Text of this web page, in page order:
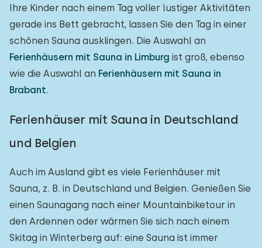
Ihre Kinder nach einem Tag voller lustiger Aktivitäten
gerade ins Bett gebracht, lassen Sie den Tag in einer
schönen Sauna ausklingen. Die Auswahl an
Ferienhäusern mit Sauna in Limburg ist groß, ebenso
wie die Auswahl an Ferienhäusern mit Sauna in
Brabant.
Ferienhäuser mit Sauna in Deutschland
und Belgien
Auch im Ausland gibt es viele Ferienhäuser mit
Sauna, z. B. in Deutschland und Belgien. Genießen Sie
einen Saunagang nach einer Mountainbiketour in
den Ardennen oder wärmen Sie sich nach einem
Skitag in Winterberg auf: eine Sauna ist immer